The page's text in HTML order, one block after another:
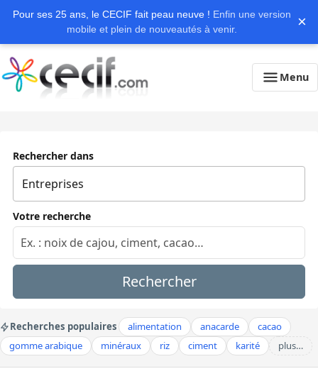
Pour ses 25 ans, le CECIF fait peau neuve ! Enfin une version
mobile et plein de nouveautés à venir.
×
Menu
Rechercher dans
Votre recherche
Rechercher
Recherches populaires alimentation anacarde
cacao
gomme arabique
minéraux riz ciment karité plus…